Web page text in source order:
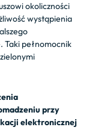
okoliczności
wystąpienia
Taki pełnomocnik
przy
elektronicznej